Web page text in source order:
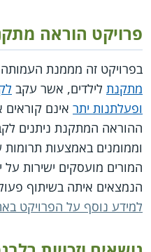
פרויקט הוראה
בפרויקט זה מממנת העמותה
מתקנת לילדים, אשר עקב
ופעלתנות יתר אינם קוראים
ההוראה המתקנת ניתנים
וממומנים באמצעות
המורים מועסקים ישירות על
הנמצאים איתה בשיתוף
למידע נוסף על הפרויקט